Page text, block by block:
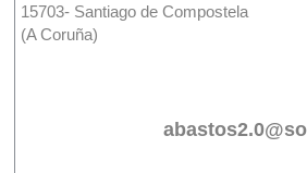
15703- Santiago de Compostela
(A Coruña)